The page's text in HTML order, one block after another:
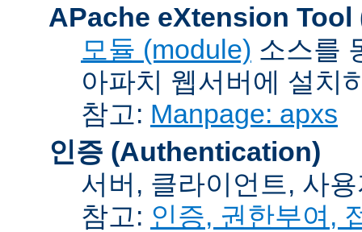
APache eXtension Tool
모듈 (module) 소스를
아파치 웹서버에 설치
참고: Manpage: apxs
인증 (Authentication)
서버, 클라이언트, 사
참고: 인증, 권한부여,